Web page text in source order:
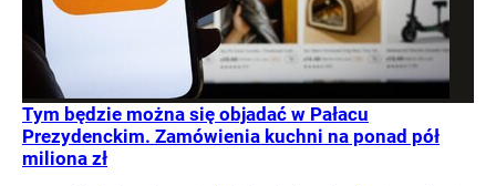
Tym będzie można się objadać w Pałacu
Prezydenckim. Zamówienia kuchni na ponad pół
miliona zł